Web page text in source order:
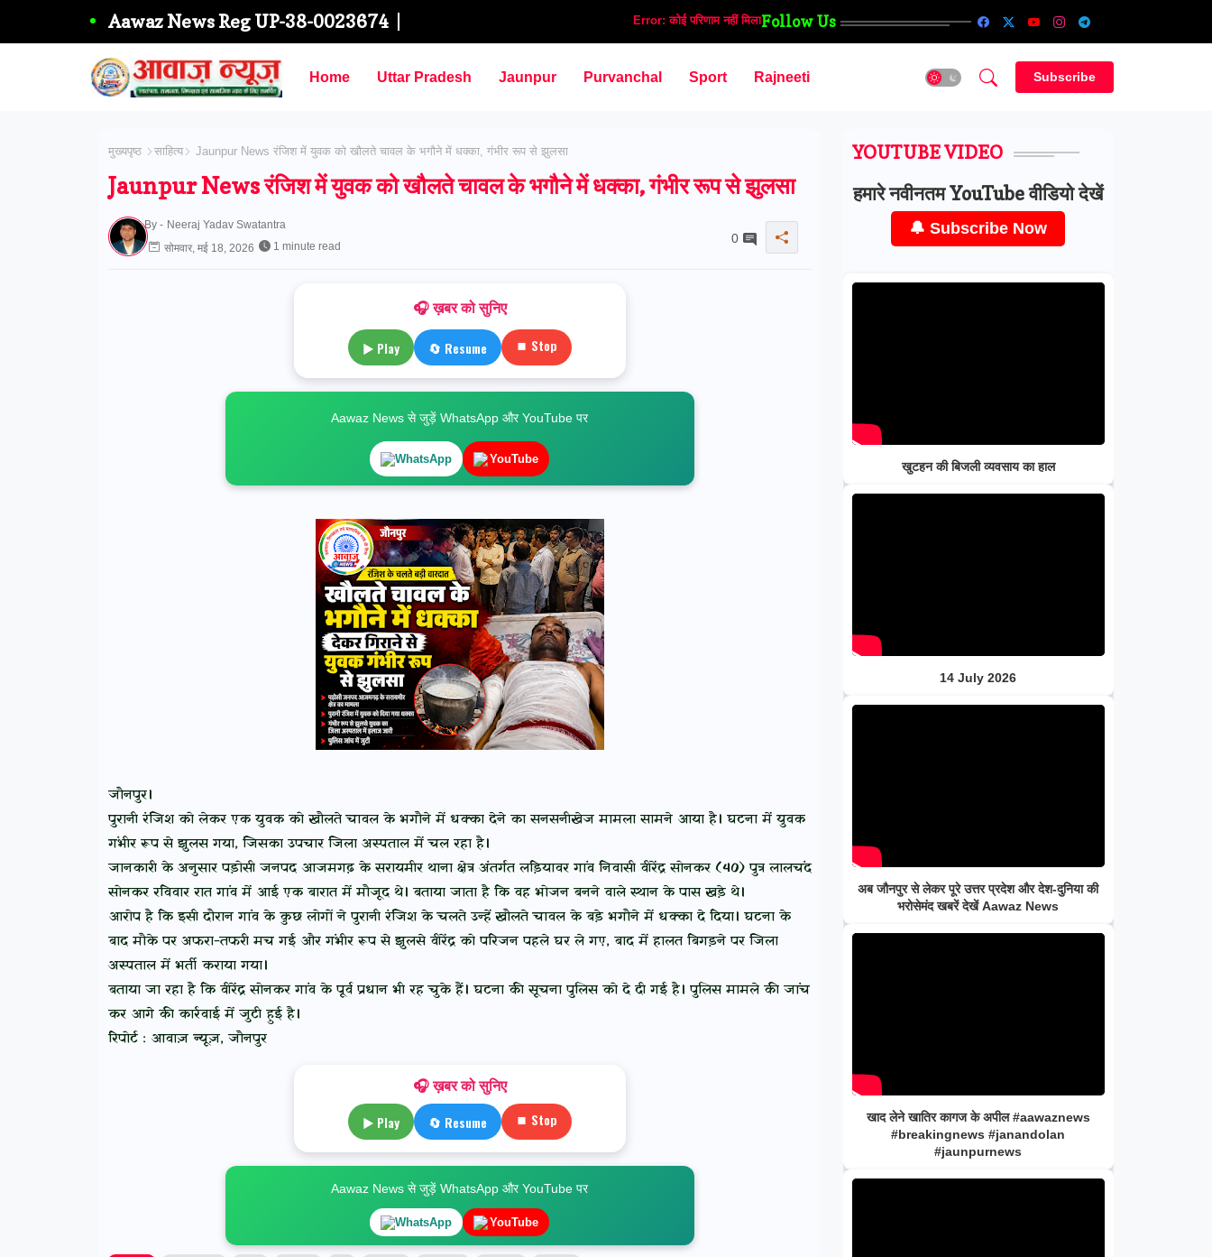
Aawaz News Reg UP-38-0023674 Error: कोई परिणाम नहीं मिलाFollow Us
Home Uttar Pradesh Jaunpur Purvanchal Sport Rajneeti Subscribe
मुख्यपृष्ठ साहित्य Jaunpur News रंजिश में युवक को खौलते चावल के भगौने में धक्का, गंभीर रूप से झुलसा
Jaunpur News रंजिश में युवक को खौलते चावल के भगौने में धक्का, गंभीर रूप से झुलसा
By - Neeraj Yadav Swatantra
सोमवार, मई 18, 2026
1 minute read
0
🎧 ख़बर को सुनिए
▶ Play 🔄 Resume ⏹ Stop
Aawaz News से जुड़ें WhatsApp और YouTube पर
WhatsApp YouTube
जौनपुर।
पुरानी रंजिश को लेकर एक युवक को खौलते चावल के भगौने में धक्का देने का सनसनीखेज मामला सामने आया है। घटना में युवक
गंभीर रूप से झुलस गया, जिसका उपचार जिला अस्पताल में चल रहा है।
जानकारी के अनुसार पड़ोसी जनपद आजमगढ़ के सरायमीर थाना क्षेत्र अंतर्गत लड़ियावर गांव निवासी वीरेंद्र सोनकर (40) पुत्र लालचंद
सोनकर रविवार रात गांव में आई एक बारात में मौजूद थे। बताया जाता है कि वह भोजन बनने वाले स्थान के पास खड़े थे।
आरोप है कि इसी दौरान गांव के कुछ लोगों ने पुरानी रंजिश के चलते उन्हें खौलते चावल के बड़े भगौने में धक्का दे दिया। घटना के
बाद मौके पर अफरा-तफरी मच गई और गंभीर रूप से झुलसे वीरेंद्र को परिजन पहले घर ले गए, बाद में हालत बिगड़ने पर जिला
अस्पताल में भर्ती कराया गया।
बताया जा रहा है कि वीरेंद्र सोनकर गांव के पूर्व प्रधान भी रह चुके हैं। घटना की सूचना पुलिस को दे दी गई है। पुलिस मामले की जांच
कर आगे की कार्रवाई में जुटी हुई है।
रिपोर्ट : आवाज़ न्यूज़, जौनपुर
🎧 ख़बर को सुनिए
▶ Play 🔄 Resume ⏹ Stop
Aawaz News से जुड़ें WhatsApp और YouTube पर
WhatsApp YouTube
YOUTUBE VIDEO
हमारे नवीनतम YouTube वीडियो देखें
🔔 Subscribe Now
खुटहन की बिजली व्यवसाय का हाल
14 July 2026
अब जौनपुर से लेकर पूरे उत्तर प्रदेश और देश-दुनिया की
भरोसेमंद खबरें देखें Aawaz News
खाद लेने खातिर कागज के अपील #aawaznews
#breakingnews #janandolan
#jaunpurnews